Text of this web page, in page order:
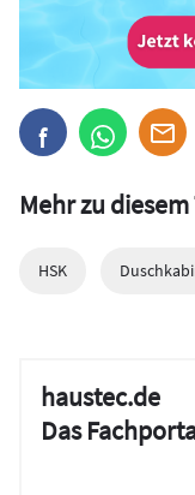
Mehr zu
HSK
haustec.de
Das